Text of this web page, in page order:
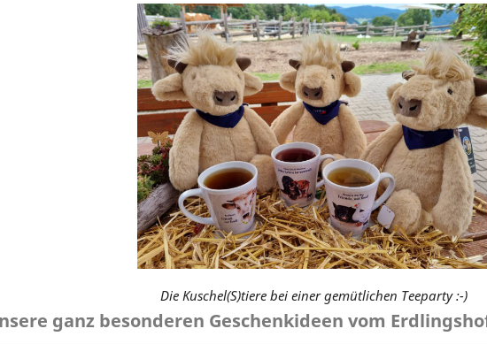
Die Kuschel(S)tiere bei einer gemütlichen Teeparty :-)
ganz besonderen Geschenkideen vom